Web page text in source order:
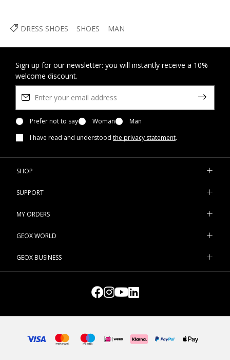
DRESS SHOES SHOES MAN
Sign up for our newsletter: you will instantly receive a 10%
welcome discount.
Prefer not to say Woman
Man
I have read and understood the privacy statement.
SHOP
SUPPORT
MY ORDERS
GEOX WORLD
GEOX BUSINESS